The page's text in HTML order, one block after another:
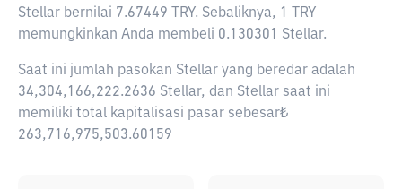
Stellar bernilai 7.67449 TRY. Sebaliknya, 1 TRY
memungkinkan Anda membeli 0.130301 Stellar.
Saat ini jumlah pasokan Stellar yang beredar adalah
34,304,166,222.2636 Stellar, dan Stellar saat ini
memiliki total kapitalisasi pasar sebesar₺
263,716,975,503.60159